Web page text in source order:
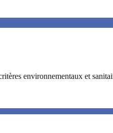
environnementaux et